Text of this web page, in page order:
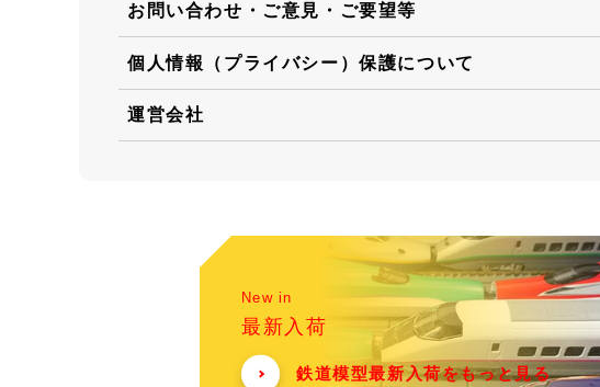
お問い合わせ・ご意見・ご要望等
個人情報（プライバシー）保護について
運営会社
New in
最新入荷
鉄道模型最新入荷をもっと見る